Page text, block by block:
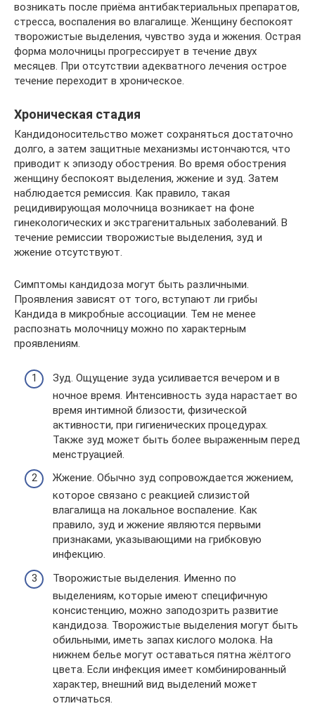
возникать после приёма антибактериальных препаратов,
стресса, воспаления во влагалище. Женщину беспокоят
творожистые выделения, чувство зуда и жжения. Острая
форма молочницы прогрессирует в течение двух
месяцев. При отсутствии адекватного лечения острое
течение переходит в хроническое.
Хроническая стадия
Кандидоносительство может сохраняться достаточно
долго, а затем защитные механизмы истончаются, что
приводит к эпизоду обострения. Во время обострения
женщину беспокоят выделения, жжение и зуд. Затем
наблюдается ремиссия. Как правило, такая
рецидивирующая молочница возникает на фоне
гинекологических и экстрагенитальных заболеваний. В
течение ремиссии творожистые выделения, зуд и
жжение отсутствуют.
Симптомы кандидоза могут быть различными.
Проявления зависят от того, вступают ли грибы
Кандида в микробные ассоциации. Тем не менее
распознать молочницу можно по характерным
проявлениям.
Зуд. Ощущение зуда усиливается вечером и в
ночное время. Интенсивность зуда нарастает во
время интимной близости, физической
активности, при гигиенических процедурах.
Также зуд может быть более выраженным перед
менструацией.
Жжение. Обычно зуд сопровождается жжением,
которое связано с реакцией слизистой
влагалища на локальное воспаление. Как
правило, зуд и жжение являются первыми
признаками, указывающими на грибковую
инфекцию.
Творожистые выделения. Именно по
выделениям, которые имеют специфичную
консистенцию, можно заподозрить развитие
кандидоза. Творожистые выделения могут быть
обильными, иметь запах кислого молока. На
нижнем белье могут оставаться пятна жёлтого
цвета. Если инфекция имеет комбинированный
характер, внешний вид выделений может
отличаться.